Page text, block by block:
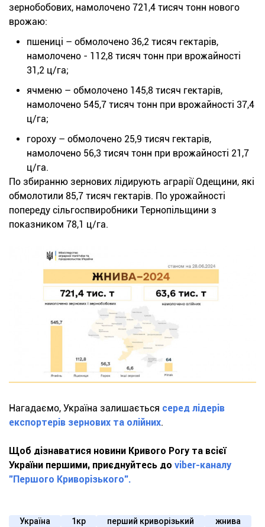
зернобобових, намолочено 721,4 тисяч тонн нового
врожаю:
пшениці – обмолочено 36,2 тисяч гектарів,
намолочено - 112,8 тисяч тонн при врожайності
31,2 ц/га;
ячменю – обмолочено 145,8 тисяч гектарів,
намолочено 545,7 тисяч тонн при врожайності 37,4
ц/га;
гороху – обмолочено 25,9 тисяч гектарів,
намолочено 56,3 тисяч тонн при врожайності 21,7
ц/га.
По збиранню зернових лідирують аграрії Одещини, які
обмолотили 85,7 тисяч гектарів. По урожайності
попереду сільгоспвиробники Тернопільщини з
показником 78,1 ц/га.
Нагадаємо, Україна залишається серед лідерів
експортерів зернових та олійних.
Щоб дізнаватися новини Кривого Рогу та всієї
України першими, приєднуйтесь до viber-каналу
"Першого Криворізького".
Україна 1кр перший криворізький жнива